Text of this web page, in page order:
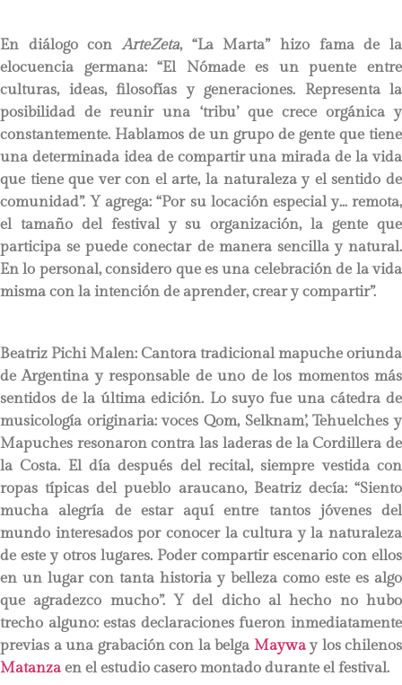
En diálogo conArteZeta, “La Marta” hizo fama de la
elocuencia germana: “El Nómade es un puente entre
culturas, ideas, filosofías y generaciones. Representa la
posibilidad de reunir una ‘tribu’ que crece orgánica y
constantemente. Hablamos de un grupo de gente que tiene
una determinada idea de compartir una mirada de la vida
que tiene que ver con el arte, la naturaleza y el sentido de
comunidad”. Y agrega: “Por su locación especial y… remota,
el tamaño del festival y su organización, la gente que
participa se puede conectar de manera sencilla y natural.
En lo personal, considero que es una celebración de la vida
misma con la intención de aprender, crear y compartir”.
Beatriz Pichi Malen: Cantora tradicional mapuche oriunda
de Argentina y responsable de uno de los momentos más
sentidos de la última edición. Lo suyo fue una cátedra de
musicología originaria: voces Qom, Selknam’, Tehuelches y
Mapuches resonaron contra las laderas de la Cordillera de
la Costa. El día después del recital, siempre vestida con
ropas típicas del pueblo araucano, Beatriz decía: “Siento
mucha alegría de estar aquí entre tantos jóvenes del
mundo interesados por conocer la cultura y la naturaleza
de este y otros lugares. Poder compartir escenario con ellos
en un lugar con tanta historia y belleza como este es algo
que agradezco mucho”. Y del dicho al hecho no hubo
trecho alguno: estas declaraciones fueron inmediatamente
previas a una grabación con la belga Mayway los chilenos
Matanzaen el estudio casero montado durante el festival.